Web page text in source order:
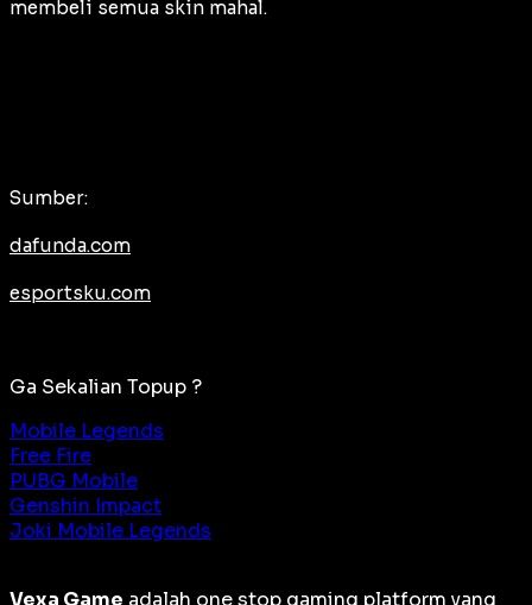
membeli semua skin mahal.
Sumber:
dafunda.com
esportsku.com
Ga Sekalian Topup ?
Mobile Legends
Free Fire
PUBG Mobile
Genshin Impact
Joki Mobile Legends